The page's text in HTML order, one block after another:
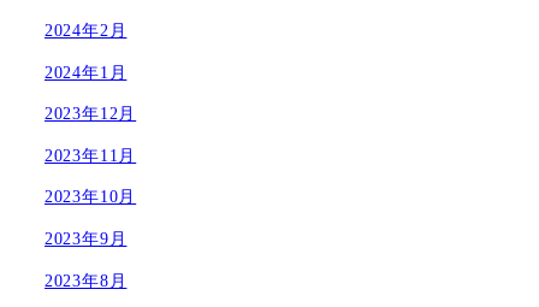
2024年2月
2024年1月
2023年12月
2023年11月
2023年10月
2023年9月
2023年8月